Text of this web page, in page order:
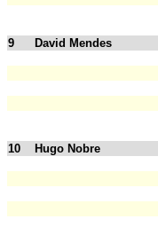
9 David Mendes
10 Hugo Nobre